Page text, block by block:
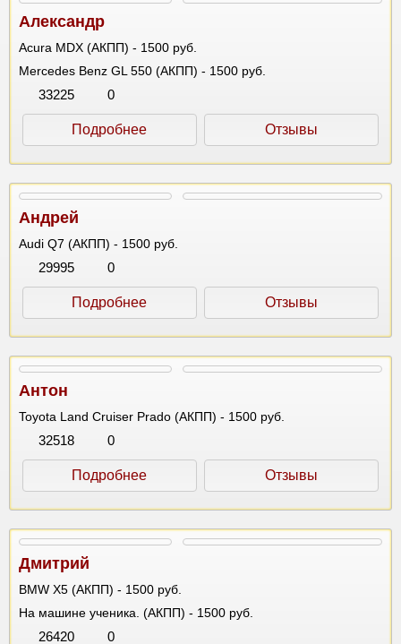
Александр
Acura MDX (АКПП) - 1500 руб.
Mercedes Benz GL 550 (АКПП) - 1500 руб.
33225 0
Подробнее Отзывы
Андрей
Audi Q7 (АКПП) - 1500 руб.
29995 0
Подробнее Отзывы
Антон
Toyota Land Cruiser Prado (АКПП) - 1500 руб.
32518 0
Подробнее Отзывы
Дмитрий
BMW X5 (АКПП) - 1500 руб.
На машине ученика. (АКПП) - 1500 руб.
26420 0